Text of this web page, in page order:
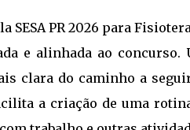
SESA PR 2026 para
e alinhada ao
clara do caminho a
a criação de uma